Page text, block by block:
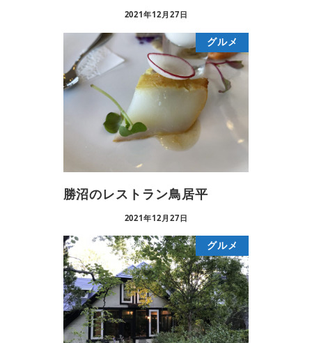
2021年12月27日
グルメ
勝沼のレストラン鳥居平
2021年12月27日
グルメ